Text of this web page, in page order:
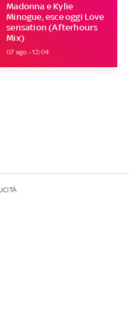
Madonna e Kylie
Minogue, esce oggi Love
sensation (Afterhours
Mix)
07 ago - 12:04